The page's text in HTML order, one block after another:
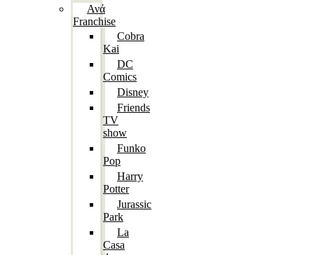
Ανά
Franchise
Cobra
Kai
DC
Comics
Disney
Friends
TV
show
Funko
Pop
Harry
Potter
Jurassic
Park
La
Casa